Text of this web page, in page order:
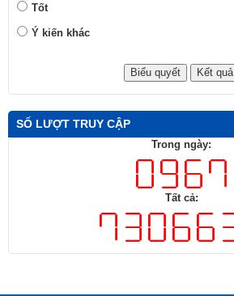
Tốt
Ý kiến khác
SỐ LƯỢT TRUY CẬP
Trong ngày:
Tất cả: